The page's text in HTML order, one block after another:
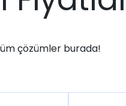
çözümler burada!